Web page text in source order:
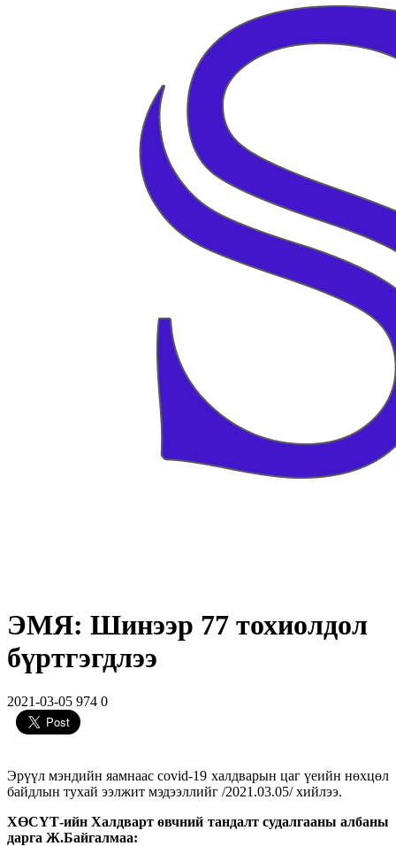
ЭМЯ: Шинээр 77 тохиолдол
бүртгэгдлээ
2021-03-05 974 0
Эрүүл мэндийн яамнаас covid-19 халдварын цаг үеийн нөхцөл
байдлын тухай ээлжит мэдээллийг /2021.03.05/ хийлээ.
ХӨСҮТ-ийн Халдварт өвчний тандалт судалгааны албаны
дарга Ж.Байгалмаа: